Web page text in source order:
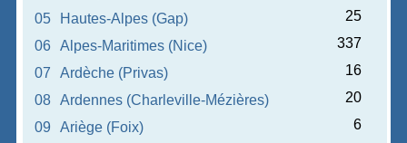
05 Hautes-Alpes (Gap)
25
06
Alpes-Maritimes (Nice)
337
07
Ardèche (Privas)
16
08
Ardennes (Charleville-Mézières)
20
09
Ariège (Foix)
6